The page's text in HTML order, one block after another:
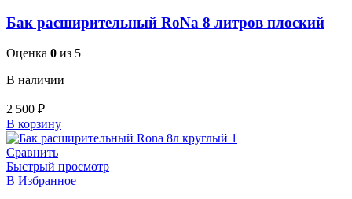
Бак расширительный RoNa 8 литров плоский
Оценка 0 из 5
В наличии
2 500 ₽
В корзину
Сравнить
Быстрый просмотр
В Избранное